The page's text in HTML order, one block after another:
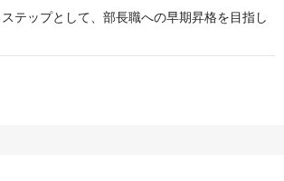
ステップとして、部長職への早期昇格を目指し